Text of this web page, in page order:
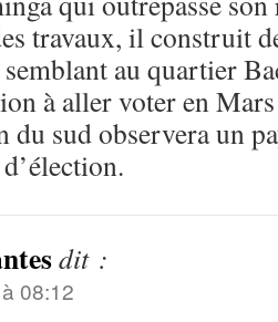
travaux, il construit
au quartier
à aller voter en
du sud observera un
dit :
08:12